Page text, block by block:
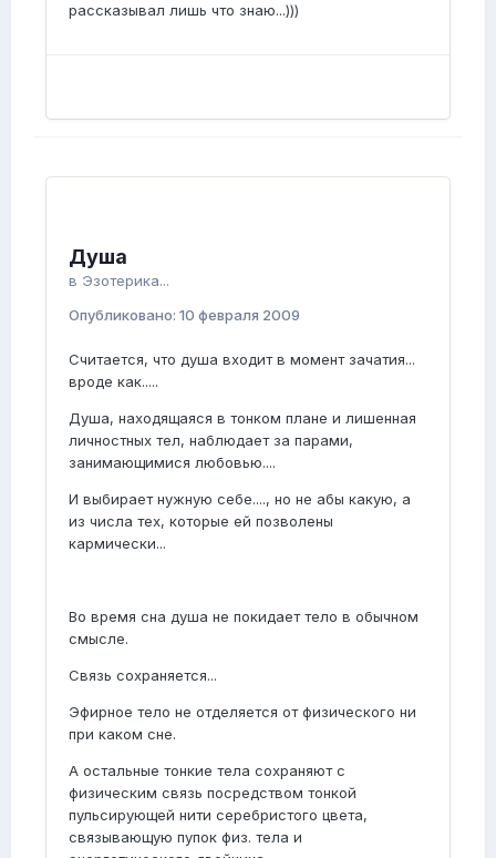
рассказывал лишь что знаю...)))
Душа
в Эзотерика...
Опубликовано: 10 февраля 2009
Считается, что душа входит в момент зачатия...
вроде как.....
Душа, находящаяся в тонком плане и лишенная
личностных тел, наблюдает за парами,
занимающимися любовью....
И выбирает нужную себе...., но не абы какую, а
из числа тех, которые ей позволены
кармически...
Во время сна душа не покидает тело в обычном
смысле.
Связь сохраняется...
Эфирное тело не отделяется от физического ни
при каком сне.
А остальные тонкие тела сохраняют с
физическим связь посредством тонкой
пульсирующей нити серебристого цвета,
связывающую пупок физ. тела и